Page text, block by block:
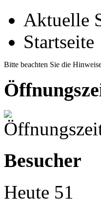
Aktuelle
Startseite
Bitte beachten Sie die
Besucher
Heute 51